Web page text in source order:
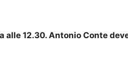
alle 12.30. Antonio Conte